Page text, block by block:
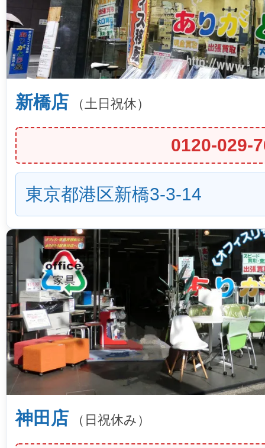
新橋店 （土日祝休）
0120-029-
東京都港区新橋3-3-14
神田店 （日祝休み）